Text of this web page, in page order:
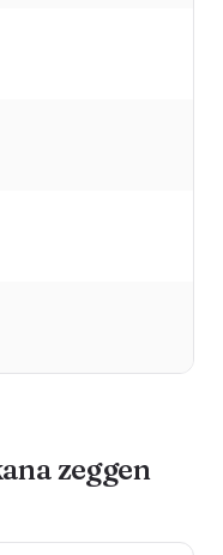
zeggen